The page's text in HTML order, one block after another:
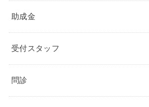
助成金
受付スタッフ
問診